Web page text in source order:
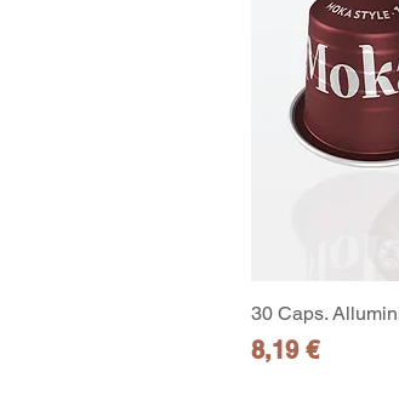
30 Caps.
Preis
8,19 €